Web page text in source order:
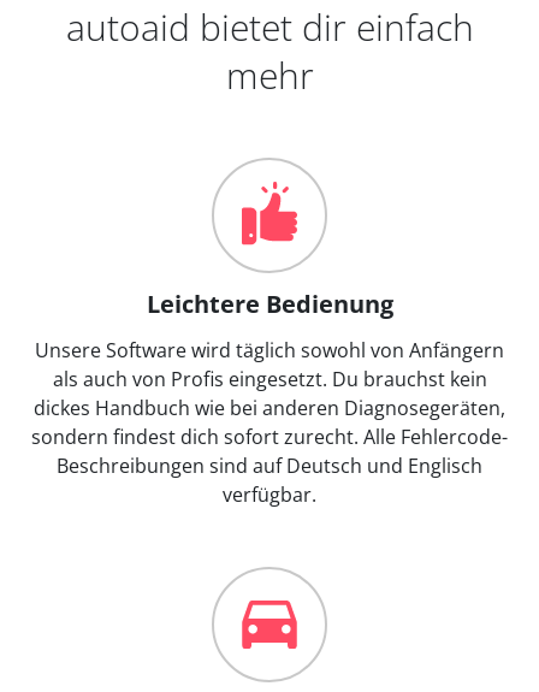
autoaid bietet dir einfach
mehr
Leichtere Bedienung
Unsere Software wird täglich sowohl von Anfängern
als auch von Profis eingesetzt. Du brauchst kein
dickes Handbuch wie bei anderen Diagnosegeräten,
sondern findest dich sofort zurecht. Alle Fehlercode-
Beschreibungen sind auf Deutsch und Englisch
verfügbar.